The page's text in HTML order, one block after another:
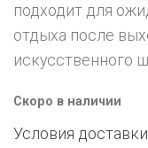
подходит для
отдыха после
искусственного
Скоро в наличии
Условия доставки